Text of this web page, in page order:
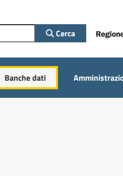
Cerca
Banche dati